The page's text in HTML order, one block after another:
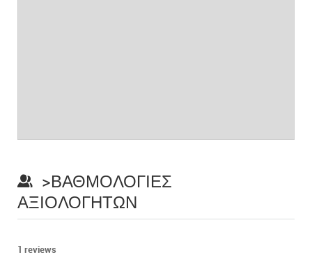
>ΒΑΘΜΟΛΟΓΊΕΣ
ΑΞΙΟΛΟΓΗΤΏΝ
1 reviews